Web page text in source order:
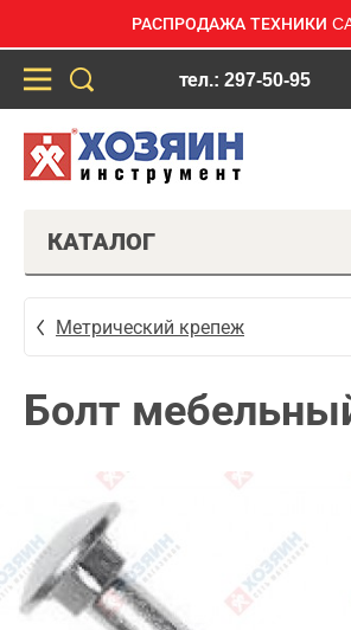
РАСПРОДАЖА ТЕХНИКИ
тел.: 297-50-95
КАТАЛОГ
Метрический крепеж
Болт